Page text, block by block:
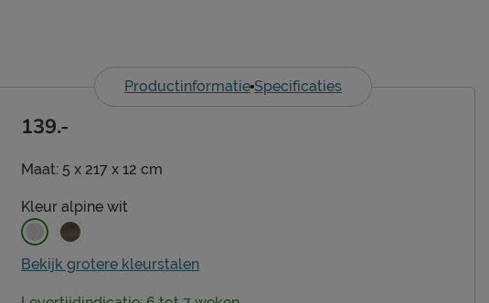
Productinformatie Specificaties
Maat: 5 x 217 x 12 cm
Kleur alpine wit
Bekijk grotere kleurstalen
139.-